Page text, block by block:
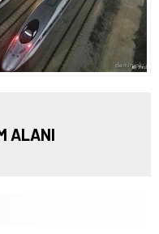
ALANI